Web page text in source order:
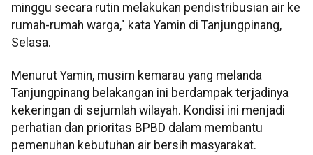
minggu secara rutin melakukan pendistribusian air ke
rumah-rumah warga," kata Yamin di Tanjungpinang,
Selasa.
Menurut Yamin, musim kemarau yang melanda
Tanjungpinang belakangan ini berdampak terjadinya
kekeringan di sejumlah wilayah. Kondisi ini menjadi
perhatian dan prioritas BPBD dalam membantu
pemenuhan kebutuhan air bersih masyarakat.